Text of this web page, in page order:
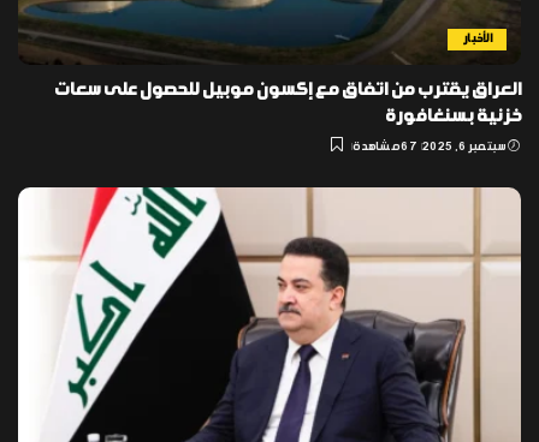
الأخبار
العراق يقترب من اتفاق مع إكسون موبيل للحصول على سعات
خزنية بسنغافورة
سبتمبر 6, 2025 67 مشاهدة